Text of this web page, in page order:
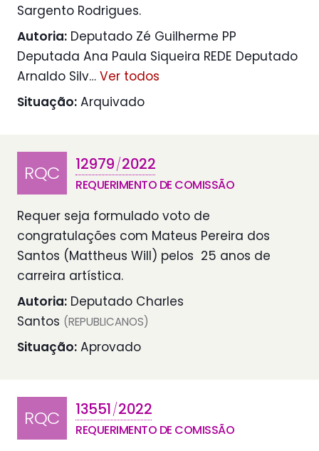
Sargento Rodrigues.
Autoria: Deputado Zé Guilherme PP
Deputada Ana Paula Siqueira REDE Deputado
Arnaldo Silv… Ver todos
Situação: Arquivado
RQC 12979/2022
REQUERIMENTO DE COMISSÃO
Requer seja formulado voto de
congratulações com Mateus Pereira dos
Santos (Mattheus Will) pelos 25 anos de
carreira artística.
Autoria: Deputado Charles
Santos (REPUBLICANOS)
Situação: Aprovado
RQC 13551/2022
REQUERIMENTO DE COMISSÃO